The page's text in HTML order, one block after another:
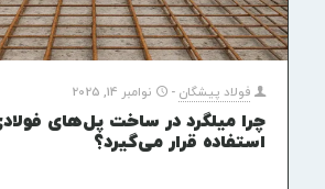
فولاد پیشگان - نوامبر 14, 2025
چرا میلگرد در ساخت پل‌های
استفاده قرار می‌گیرد؟